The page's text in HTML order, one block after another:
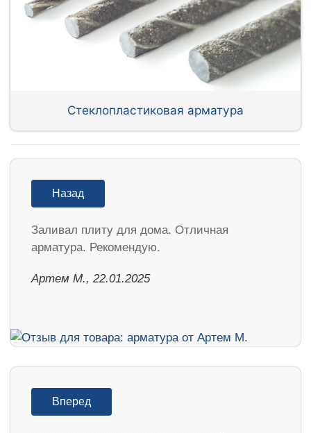
Стеклопластиковая арматура
Назад
Заливал плиту для дома. Отличная
арматура. Рекомендую.
Артем М., 22.01.2025
Вперед